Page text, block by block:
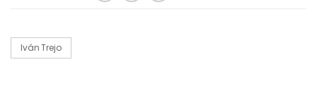
Iván Trejo